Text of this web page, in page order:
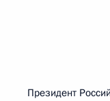
Президент